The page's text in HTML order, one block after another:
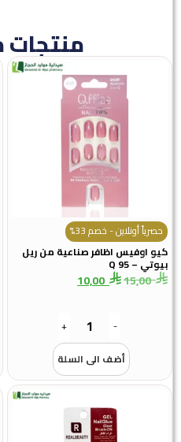
حصرياً أونلاين - خصم 33%
كيو اوفيس اظافر صناعية من ريل
بيوتي – Q 95
15,00
10,00
-
+
أضف الى السلة